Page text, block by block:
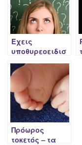
Έχεις
υποθυρεοειδισ
και τα δύο;
Πρόωρος
τοκετός – τα